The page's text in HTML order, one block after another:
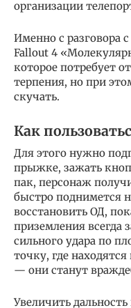
организации
Именно с разговора
Fallout 4
которое потребует
терпения, но при
скучать.
Как
Для этого нужно
прыжке, зажать
пак, персонаж
быстро поднимется
восстановить ОД,
приземления всегда
сильного удара по
точку, где
— они станут
Увеличить